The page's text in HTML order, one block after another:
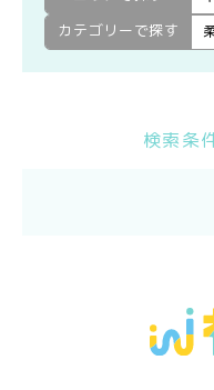
カテゴリーで探す
検索条